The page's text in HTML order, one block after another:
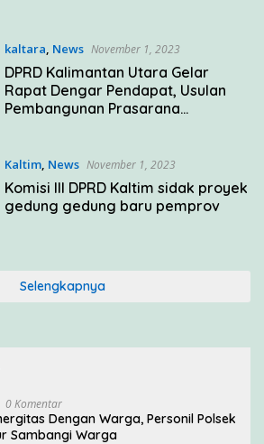
kaltara, News November 1, 2023
DPRD Kalimantan Utara Gelar
Rapat Dengar Pendapat, Usulan
Pembangunan Prasarana
Kaltim, News November 1, 2023
Komisi III DPRD Kaltim sidak proyek
gedung gedung baru pemprov
Selengkapnya
0 Komentar
Dengan Warga, Personil Polsek
Sambangi Warga